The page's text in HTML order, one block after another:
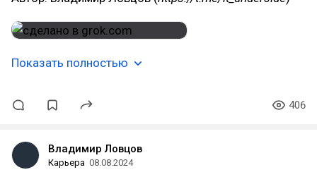
Показать полностью
406
Владимир Ловцов
Карьера 08.08.2024